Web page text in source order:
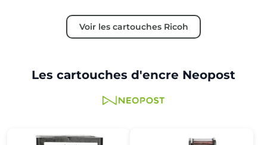
Voir les cartouches Ricoh
Les cartouches d'encre Neopost